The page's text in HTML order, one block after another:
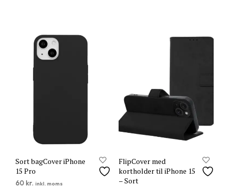
Sort bagCover iPhone
15 Pro
60 kr. inkl. moms
FlipCover med
kortholder til iPhone 15
– Sort